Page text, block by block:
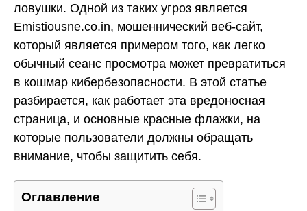
ловушки. Одной из таких угроз является
Emistiousne.co.in, мошеннический веб-сайт,
который является примером того, как легко
обычный сеанс просмотра может превратиться
в кошмар кибербезопасности. В этой статье
разбирается, как работает эта вредоносная
страница, и основные красные флажки, на
которые пользователи должны обращать
внимание, чтобы защитить себя.
Оглавление